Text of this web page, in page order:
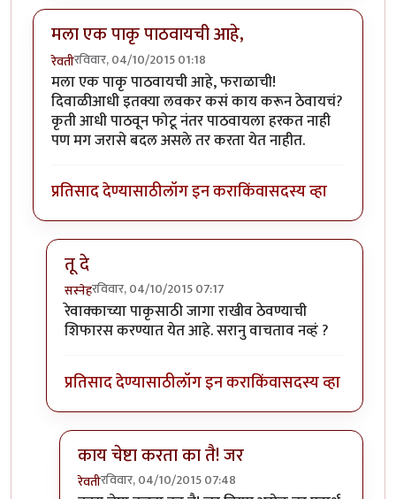
मला एक पाकृ पाठवायची आहे,
रेवतीरविवार, 04/10/2015 01:18
मला एक पाकृ पाठवायची आहे, फराळाची!
दिवाळीआधी इतक्या लवकर कसं काय करून ठेवायचं?
कृती आधी पाठवून फोटू नंतर पाठवायला हरकत नाही
पण मग जरासे बदल असले तर करता येत नाहीत.
प्रतिसाद देण्यासाठीलॉग इन कराकिंवासदस्य व्हा
तू दे
सस्नेहरविवार, 04/10/2015 07:17
In reply toमला एक पाकृ पाठवायची आहे,by
रेवाक्काच्या पाकृसाठी जागा राखीव ठेवण्याची
शिफारस करण्यात येत आहे. सरानु वाचताव नव्हं ?
प्रतिसाद देण्यासाठीलॉग इन कराकिंवासदस्य व्हा
काय चेष्टा करता का तै! जर
रेवतीरविवार, 04/10/2015 07:48